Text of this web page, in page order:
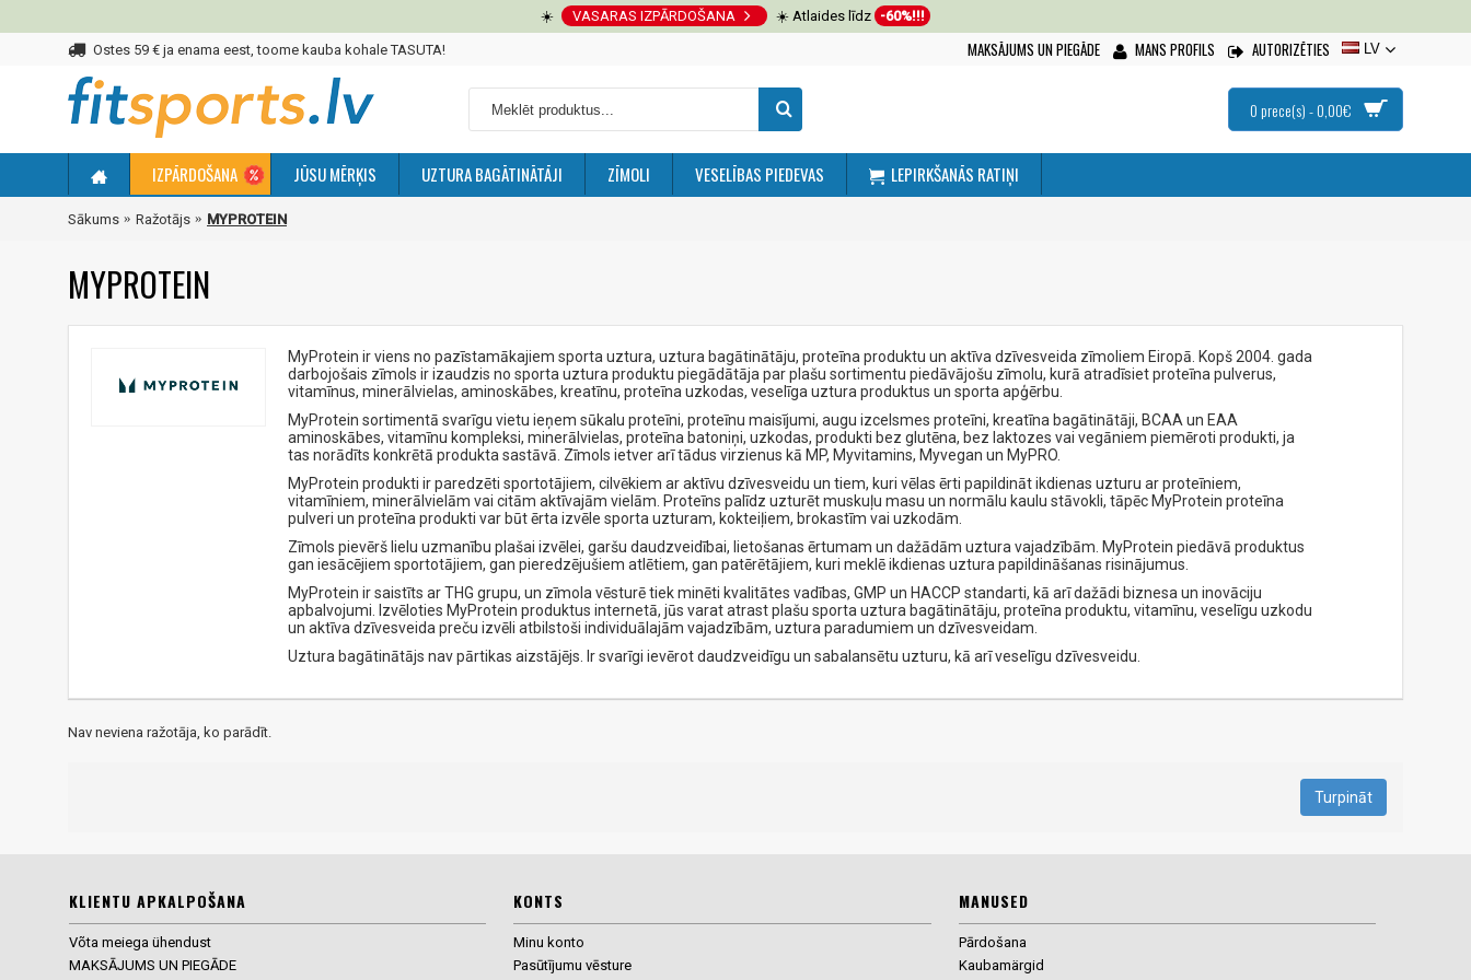
☀️ VASARAS IZPĀRDOŠANA ☀️ Atlaides līdz -60%!!!
Ostes 59 € ja enama eest, toome kauba kohale TASUTA! MAKSĀJUMS UN PIEGĀDE MANS PROFILS AUTORIZĒTIES LV
0 prece(s) - 0,00€
IZPĀRDOŠANA JŪSU MĒRĶIS UZTURA BAGĀTINĀTĀJI ZĪMOLI VESELĪBAS PIEDEVAS LEPIRKŠANĀS RATIŅI
Sākums Ražotājs MYPROTEIN
MYPROTEIN
MyProtein ir viens no pazīstamākajiem sporta uztura, uztura bagātinātāju, proteīna produktu un aktīva dzīvesveida zīmoliem Eiropā. Kopš 2004. gada
darbojošais zīmols ir izaudzis no sporta uztura produktu piegādātāja par plašu sortimentu piedāvājošu zīmolu, kurā atradīsiet proteīna pulverus,
vitamīnus, minerālvielas, aminoskābes, kreatīnu, proteīna uzkodas, veselīga uztura produktus un sporta apģērbu.
MyProtein sortimentā svarīgu vietu ieņem sūkalu proteīni, proteīnu maisījumi, augu izcelsmes proteīni, kreatīna bagātinātāji, BCAA un EAA
aminoskābes, vitamīnu kompleksi, minerālvielas, proteīna batoniņi, uzkodas, produkti bez glutēna, bez laktozes vai vegāniem piemēroti produkti, ja
tas norādīts konkrētā produkta sastāvā. Zīmols ietver arī tādus virzienus kā MP, Myvitamins, Myvegan un MyPRO.
MyProtein produkti ir paredzēti sportotājiem, cilvēkiem ar aktīvu dzīvesveidu un tiem, kuri vēlas ērti papildināt ikdienas uzturu ar proteīniem,
vitamīniem, minerālvielām vai citām aktīvajām vielām. Proteīns palīdz uzturēt muskuļu masu un normālu kaulu stāvokli, tāpēc MyProtein proteīna
pulveri un proteīna produkti var būt ērta izvēle sporta uzturam, kokteiļiem, brokastīm vai uzkodām.
Zīmols pievērš lielu uzmanību plašai izvēlei, garšu daudzveidībai, lietošanas ērtumam un dažādām uztura vajadzībām. MyProtein piedāvā produktus
gan iesācējiem sportotājiem, gan pieredzējušiem atlētiem, gan patērētājiem, kuri meklē ikdienas uztura papildināšanas risinājumus.
MyProtein ir saistīts ar THG grupu, un zīmola vēsturē tiek minēti kvalitātes vadības, GMP un HACCP standarti, kā arī dažādi biznesa un inovāciju
apbalvojumi. Izvēloties MyProtein produktus internetā, jūs varat atrast plašu sporta uztura bagātinātāju, proteīna produktu, vitamīnu, veselīgu uzkodu
un aktīva dzīvesveida preču izvēli atbilstoši individuālajām vajadzībām, uztura paradumiem un dzīvesveidam.
Uztura bagātinātājs nav pārtikas aizstājējs. Ir svarīgi ievērot daudzveidīgu un sabalansētu uzturu, kā arī veselīgu dzīvesveidu.
Nav neviena ražotāja, ko parādīt.
Turpināt
KLIENTU APKALPOŠANA
Võta meiega ühendust
MAKSĀJUMS UN PIEGĀDE
KONTS
Minu konto
Pasūtījumu vēsture
MANUSED
Pārdošana
Kaubamärgid